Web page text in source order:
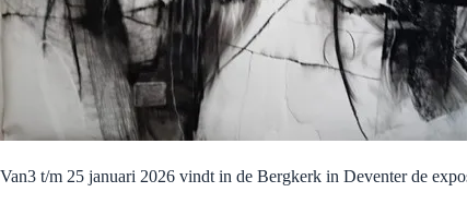
Van3 t/m 25 januari 2026 vindt in de Bergkerk in Deventer de